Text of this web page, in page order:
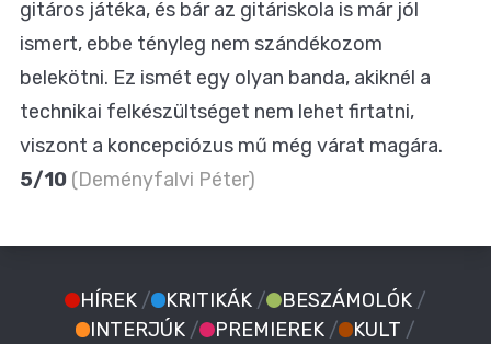
gitáros játéka, és bár az gitáriskola is már jól
ismert, ebbe tényleg nem szándékozom
belekötni. Ez ismét egy olyan banda, akiknél a
technikai felkészültséget nem lehet firtatni,
viszont a koncepciózus mű még várat magára.
5/10 (Deményfalvi Péter)
HÍREK / KRITIKÁK / BESZÁMOLÓK /
INTERJÚK / PREMIEREK / KULT /